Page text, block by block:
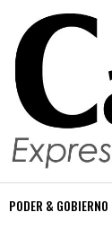
PODER & GOBIERNO